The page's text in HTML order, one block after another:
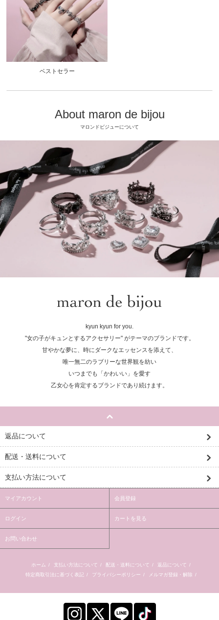
ベストセラー
About maron de bijou
マロンドビジューについて
kyun kyun for you.
"女の子がキュンとするアクセサリー" がテーマのブランドです。
甘やかな夢に、時にダークなエッセンスを添えて、
唯一無二のラブリーな世界観を紡い
いつまでも「かわいい」を愛す
乙女心を肯定するブランドであり続けます。
返品について
配送・送料について
支払い方法について
マイアカウント 会員登録
ログイン カートを見る
お問い合わせ
ホーム / 支払い方法について / 配送・送料について / 返品について /
特定商取引法に基づく表記 / プライバシーポリシー / メルマガ登録・解除 /